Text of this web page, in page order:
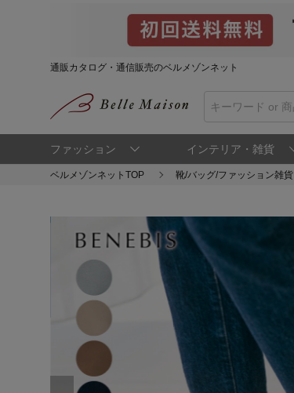
通販カタログ・通信販売のベルメゾンネット
ファッション インテリア・雑貨
ベルメゾンネットTOP 靴/バッグ/ファッション雑貨